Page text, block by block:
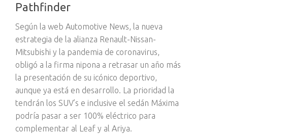
Pathfinder
Según la web Automotive News, la nueva
estrategia de la alianza Renault-Nissan-
Mitsubishi y la pandemia de coronavirus,
obligó a la firma nipona a retrasar un año más
la presentación de su icónico deportivo,
aunque ya está en desarrollo. La prioridad la
tendrán los SUV’s e inclusive el sedán Máxima
podría pasar a ser 100% eléctrico para
complementar al Leaf y al Ariya.